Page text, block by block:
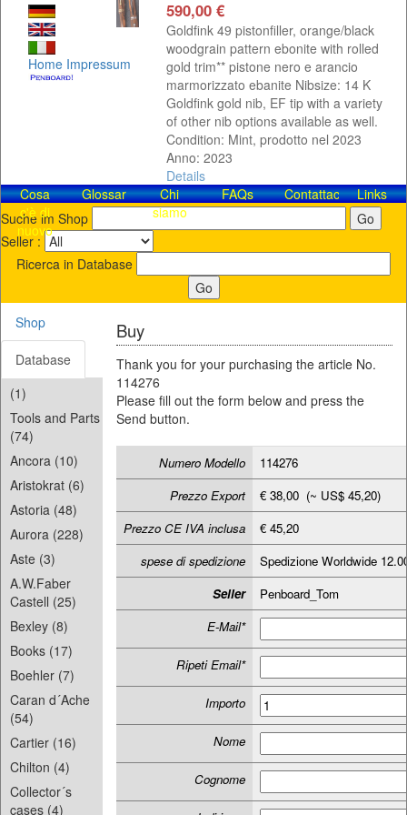
Home Impressum
590,00 €
Goldfink 49 pistonfiller, orange/black
woodgrain pattern ebonite with rolled
gold trim** pistone nero e arancio
marmorizzato ebanite Nibsize: 14 K
Goldfink gold nib, EF tip with a variety
of other nib options available as well.
Condition: Mint, prodotto nel 2023
Anno: 2023
Details
Cosa
c'è di
nuovo
Glossar
Chi
siamo
FAQs Contattaci! Links
Suche im Shop
Seller :
Ricerca in Database
Shop
Database
(1)
Tools and Parts
(74)
Ancora (10)
Aristokrat (6)
Astoria (48)
Aurora (228)
Aste (3)
A.W.Faber
Castell (25)
Bexley (8)
Books (17)
Boehler (7)
Caran d´Ache
(54)
Cartier (16)
Chilton (4)
Collector´s
cases (4)
Buy
Thank you for your purchasing the article No.
114276
Please fill out the form below and press the
Send button.
Numero Modello
114276
Prezzo Export
€ 38,00 (~ US$ 45,20)
Prezzo CE IVA inclusa
€ 45,20
spese di spedizione
Spedizione Worldwide
Seller
Penboard_Tom
E-Mail*
Ripeti Email*
Importo
Nome
Cognome